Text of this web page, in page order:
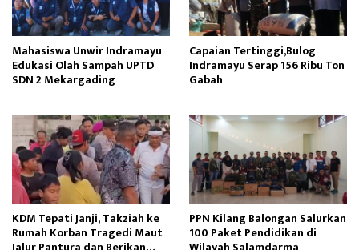
Mahasiswa Unwir Indramayu
Edukasi Olah Sampah UPTD
SDN 2 Mekargading
Capaian Tertinggi,Bulog
Indramayu Serap 156 Ribu Ton
Gabah
KDM Tepati Janji, Takziah ke
Rumah Korban Tragedi Maut
PPN Kilang Balongan Salurkan
100 Paket Pendidikan di